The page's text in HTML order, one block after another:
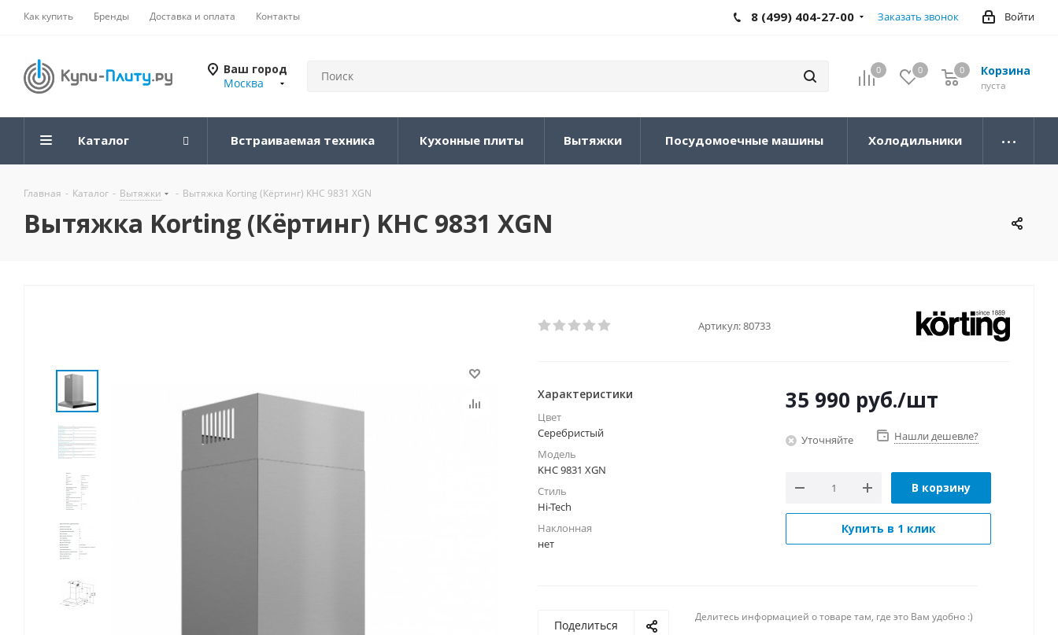
Как купить Бренды Доставка и оплата Контакты Войти
8 (499) 404-27-00 Заказать звонок
Ваш город
Москва
0 0 Корзина
0
пуста
0
Каталог Встраиваемая техника Кухонные плиты Вытяжки Посудомоечные машины Холодильники
Главная - Каталог - Вытяжки - Вытяжка Korting (Кёртинг) KHC 9831 XGN
Вытяжка Korting (Кёртинг) KHC 9831 XGN
Артикул:80733
Характеристики
Цвет
Серебристый
Модель
KHC 9831 XGN
Стиль
Hi-Tech
Наклонная
нет
35 990 руб./шт
Уточняйте Нашли дешевле?
В корзину
Купить в 1 клик
Поделиться
Делитесь информацией о товаре там, где это Вам удобно :)